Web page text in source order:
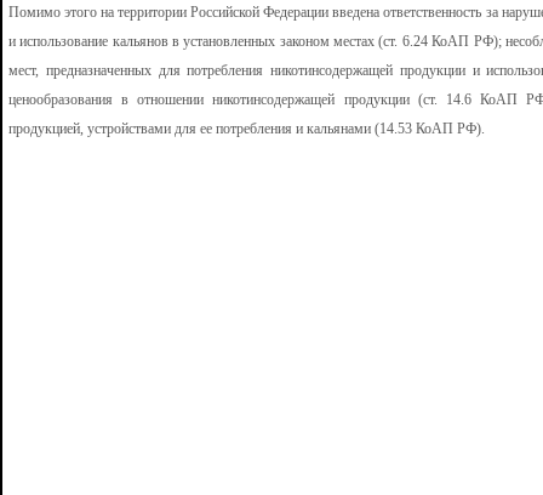
Помимо этого на территории Российской Федерации введена ответственность за
и использование кальянов в установленных законом местах (ст. 6.24 КоАП РФ);
мест, предназначенных для потребления никотинсодержащей продукции и
ценообразования в отношении никотинсодержащей продукции (ст. 14.6 КоАП
продукцией, устройствами для ее потребления и кальянами (14.53 КоАП РФ).